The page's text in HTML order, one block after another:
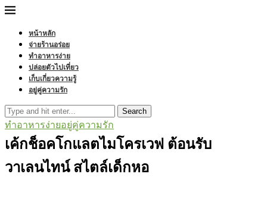
หน้าหลัก
จ่ายร้านอร่อย
ทำอาหารง่าย
ปล่อยตัวไปเที่ยว
เก็บเกี่ยวความรู้
อยู่คู่ความรัก
Search
ทำอาหารง่ายอยู่คู่ความรัก
เค้กช็อคโกแลตไมโครเวฟ ต้อนรับ
วาเลนไทน์ สไตล์เด็กหอ